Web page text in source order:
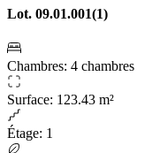
Lot. 09.01.001(1)
Chambres: 4 chambres
Surface: 123.43 m²
Étage: 1